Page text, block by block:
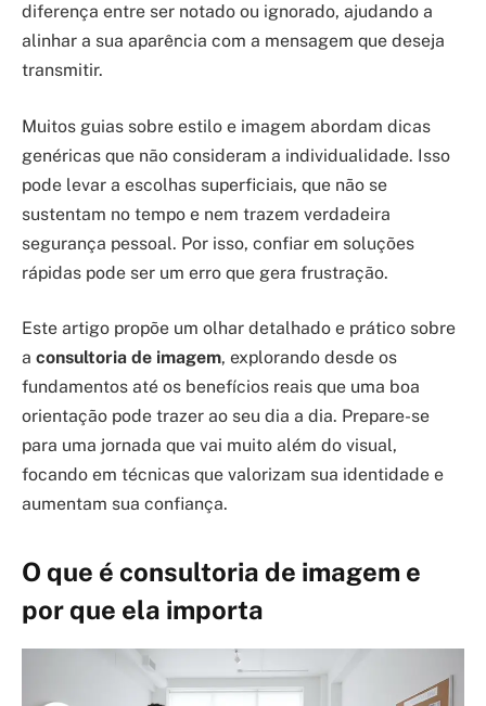
diferença entre ser notado ou ignorado, ajudando a
alinhar a sua aparência com a mensagem que deseja
transmitir.
Muitos guias sobre estilo e imagem abordam dicas
genéricas que não consideram a individualidade. Isso
pode levar a escolhas superficiais, que não se
sustentam no tempo e nem trazem verdadeira
segurança pessoal. Por isso, confiar em soluções
rápidas pode ser um erro que gera frustração.
Este artigo propõe um olhar detalhado e prático sobre
a consultoria de imagem, explorando desde os
fundamentos até os benefícios reais que uma boa
orientação pode trazer ao seu dia a dia. Prepare-se
para uma jornada que vai muito além do visual,
focando em técnicas que valorizam sua identidade e
aumentam sua confiança.
O que é consultoria de imagem e
por que ela importa